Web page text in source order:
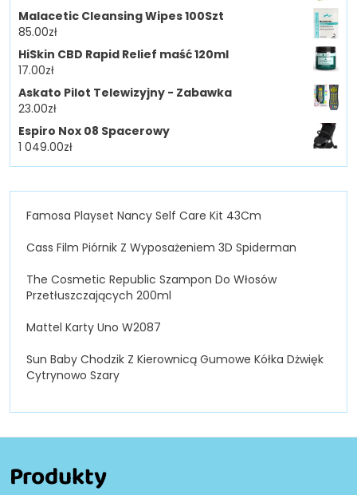
Malacetic Cleansing Wipes 100Szt
85.00zł
HiSkin CBD Rapid Relief maść 120ml
17.00zł
Askato Pilot Telewizyjny - Zabawka
23.00zł
Espiro Nox 08 Spacerowy
1 049.00zł
Famosa Playset Nancy Self Care Kit 43Cm
Cass Film Piórnik Z Wyposażeniem 3D Spiderman
The Cosmetic Republic Szampon Do Włosów
Przetłuszczających 200ml
Mattel Karty Uno W2087
Sun Baby Chodzik Z Kierownicą Gumowe Kółka Dżwięk
Cytrynowo Szary
Produkty